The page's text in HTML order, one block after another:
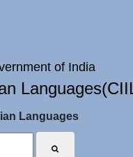
of India
Languages